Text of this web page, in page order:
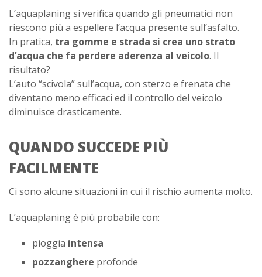
L’aquaplaning si verifica quando gli pneumatici non
riescono più a espellere l’acqua presente sull’asfalto.
In pratica, tra gomme e strada si crea uno strato
d’acqua che fa perdere aderenza al veicolo. Il
risultato?
L’auto “scivola” sull’acqua, con sterzo e frenata che
diventano meno efficaci ed il controllo del veicolo
diminuisce drasticamente.
QUANDO SUCCEDE PIÙ
FACILMENTE
Ci sono alcune situazioni in cui il rischio aumenta molto.
L’aquaplaning è più probabile con:
pioggia intensa
pozzanghere profonde